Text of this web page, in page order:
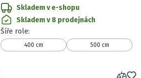
Skladem v e-shopu
Skladem v 8 prodejnách
Šíře role:
400 cm 500 cm